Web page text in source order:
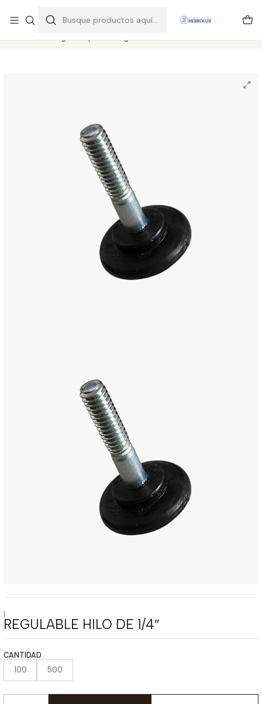
Regiones envios por pagar vía Starken y Pullman cargo
|
REGULABLE HILO DE 1/4″
CANTIDAD
100 500